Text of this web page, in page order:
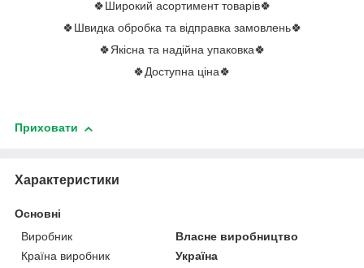
🍀Широкий асортимент товарів🍀
🍀Швидка обробка та відправка замовлень🍀
🍀Якісна та надійна упаковка🍀
🍀Доступна ціна🍀
Приховати
Характеристики
Основні
Виробник
Власне виробництво
Країна виробник
Україна